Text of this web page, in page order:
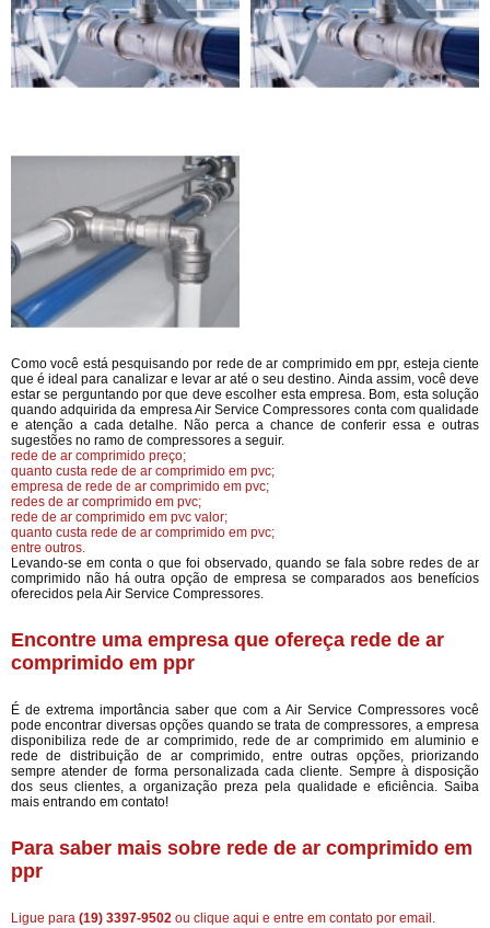
Como você está pesquisando por rede de ar comprimido em ppr, esteja ciente
que é ideal para canalizar e levar ar até o seu destino. Ainda assim, você deve
estar se perguntando por que deve escolher esta empresa. Bom, esta solução
quando adquirida da empresa Air Service Compressores conta com qualidade
e atenção a cada detalhe. Não perca a chance de conferir essa e outras
sugestões no ramo de compressores a seguir.
rede de ar comprimido preço;
quanto custa rede de ar comprimido em pvc;
empresa de rede de ar comprimido em pvc;
redes de ar comprimido em pvc;
rede de ar comprimido em pvc valor;
quanto custa rede de ar comprimido em pvc;
entre outros.
Levando-se em conta o que foi observado, quando se fala sobre redes de ar
comprimido não há outra opção de empresa se comparados aos benefícios
oferecidos pela Air Service Compressores.
Encontre uma empresa que ofereça rede de ar
comprimido em ppr
É de extrema importância saber que com a Air Service Compressores você
pode encontrar diversas opções quando se trata de compressores, a empresa
disponibiliza rede de ar comprimido, rede de ar comprimido em aluminio e
rede de distribuição de ar comprimido, entre outras opções, priorizando
sempre atender de forma personalizada cada cliente. Sempre à disposição
dos seus clientes, a organização preza pela qualidade e eficiência. Saiba
mais entrando em contato!
Para saber mais sobre rede de ar comprimido em
ppr
Ligue para (19) 3397-9502 ou clique aqui e entre em contato por email.